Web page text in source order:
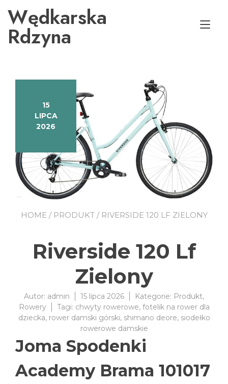
do
treściWędkarska
Rdzyna
15
LIPCA
2026
HOME / PRODUKT/ RIVERSIDE 120 LF ZIELONY
Riverside 120 Lf
Zielony
Autor: admin 15 lipca 2026 Kategorie: Produkt,
Rowery
Tagi: chwyty rowerowe, fotelik na rower dla
dziecka, rower damski górski, shimano deore, siodełko
rowerowe damskie
Joma Spodenki
Academy Brama 101017